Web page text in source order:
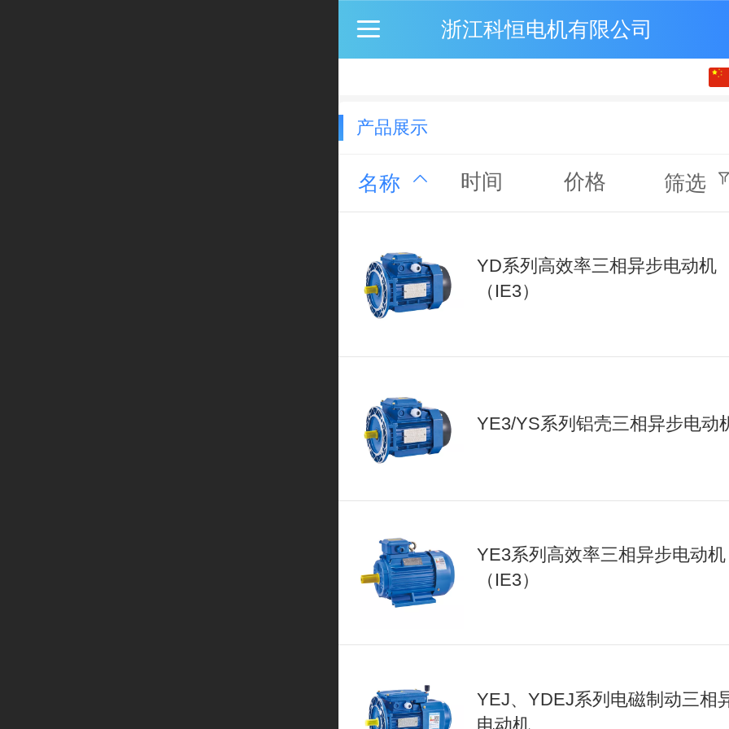
浙江科恒电机有限公司
产品展示
名称 时间 价格 筛选
YD系列高效率三相异步电动机
（IE3）
YE3/YS系列铝壳三相异步电动
YE3系列高效率三相异步电动机
（IE3）
YEJ、YDEJ系列电磁制动三相
电动机